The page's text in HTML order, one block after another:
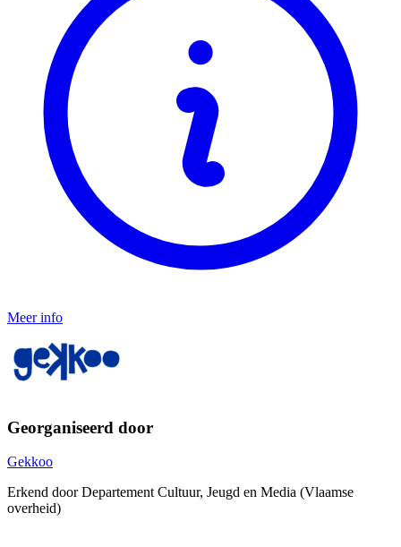
Meer info
Georganiseerd door
Gekkoo
Erkend door Departement Cultuur, Jeugd en Media (Vlaamse
overheid)